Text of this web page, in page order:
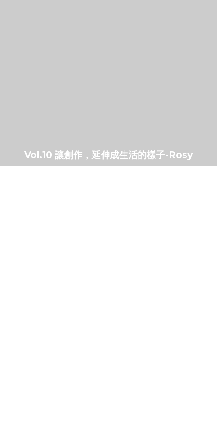
Vol.10 讓創作，延伸成生活的樣子-Rosy